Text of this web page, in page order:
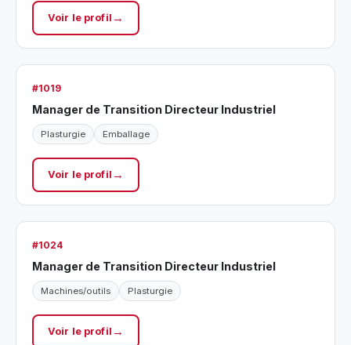
Voir le profil
#1019
Manager de Transition Directeur Industriel
Plasturgie Emballage
Voir le profil
#1024
Manager de Transition Directeur Industriel
Machines/outils Plasturgie
Voir le profil